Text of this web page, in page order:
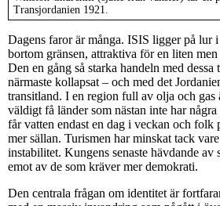
Transjordanien 1921.
Dagens faror är många. ISIS ligger på lur
bortom gränsen, attraktiva för en liten
Den en gång så starka handeln med dessa
närmaste kollapsat – och med det
transitland. I en region full av olja och gas
väldigt få länder som nästan inte har
får vatten endast en dag i veckan och folk
mer sällan. Turismen har minskat tack
instabilitet. Kungens senaste hävdande av
emot av de som kräver mer demokrati.
Den centrala frågan om identitet är